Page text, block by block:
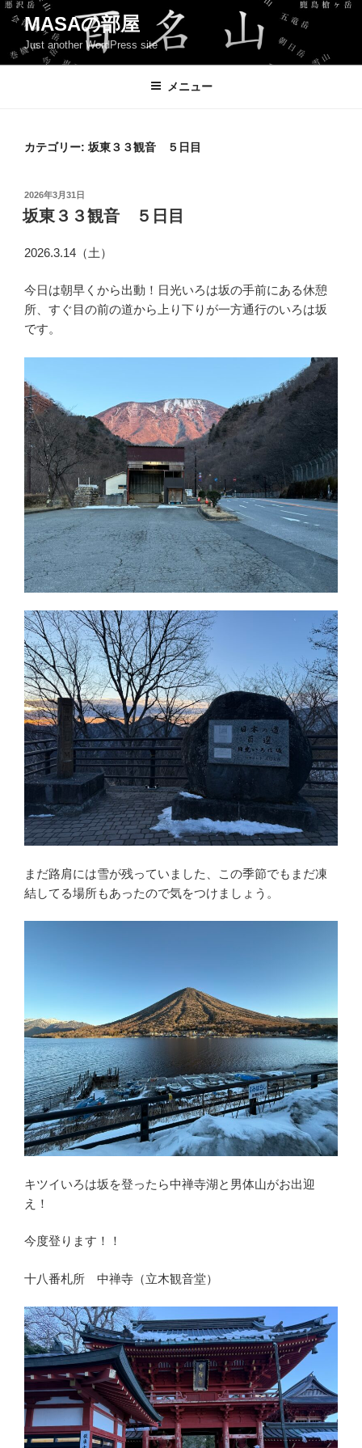
コ
ン
MASAの部屋
Just another WordPress site
メニュー
カテゴリー: 坂東３３観音 ５日目
投
稿
日:
2026年3月31日
坂東３３観音 ５日目
2026.3.14（土）
今日は朝早くから出動！日光いろは坂の手前にある休憩
所、すぐ目の前の道から上り下りが一方通行のいろは坂
です。
まだ路肩には雪が残っていました、この季節でもまだ凍
結してる場所もあったので気をつけましょう。
キツイいろは坂を登ったら中禅寺湖と男体山がお出迎
え！
今度登ります！！
十八番札所 中禅寺（立木観音堂）